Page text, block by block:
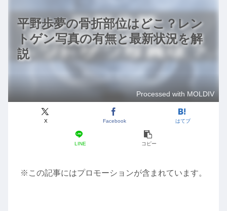
平野歩夢の骨折部位はどこ？レン
トゲン写真の有無と最新状況を解
説
Processed with MOLDIV
X Facebook はてブ
LINE コピー
※この記事にはプロモーションが含まれています。